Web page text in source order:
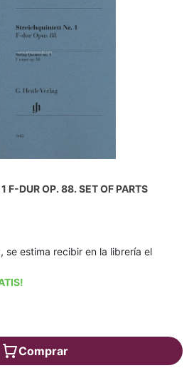
F-DUR OP. 88. SET OF PARTS
se estima recibir en la librería el
Comprar